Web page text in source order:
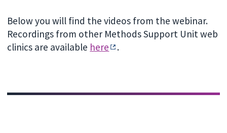
Below you will find the videos from the webinar.
Recordings from other Methods Support Unit web
clinics are available here .